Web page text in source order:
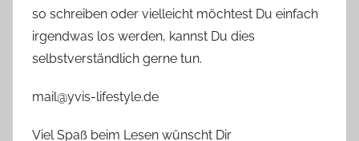
so schreiben oder vielleicht möchtest Du einfach
irgendwas los werden, kannst Du dies
selbstverständlich gerne tun.
mail@yvis-lifestyle.de
Viel Spaß beim Lesen wünscht Dir